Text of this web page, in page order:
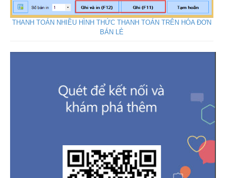
THANH TOÁN NHIỀU HÌNH THỨC THANH TOÁN TRÊN HÓA ĐƠN
BÁN LẺ